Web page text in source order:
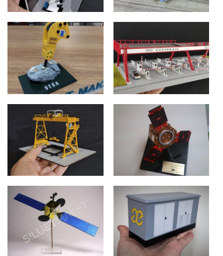
PROMOSYON ROKET
İSTANBUL
HERMETİK TRAFO
ANKARA
VEGA KIRICI
İSTANBUL
ÇANAKKALE GİŞELER
İSTANBUL
V PORTAL VİNÇ
PROMOSYON
KARABÜK
TAI UYDU
ANKARA